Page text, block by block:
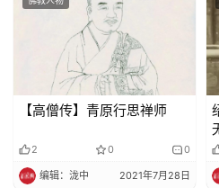
【高僧传】青原行思禅师
2 0 0
编辑：泷中 2021年7月28日